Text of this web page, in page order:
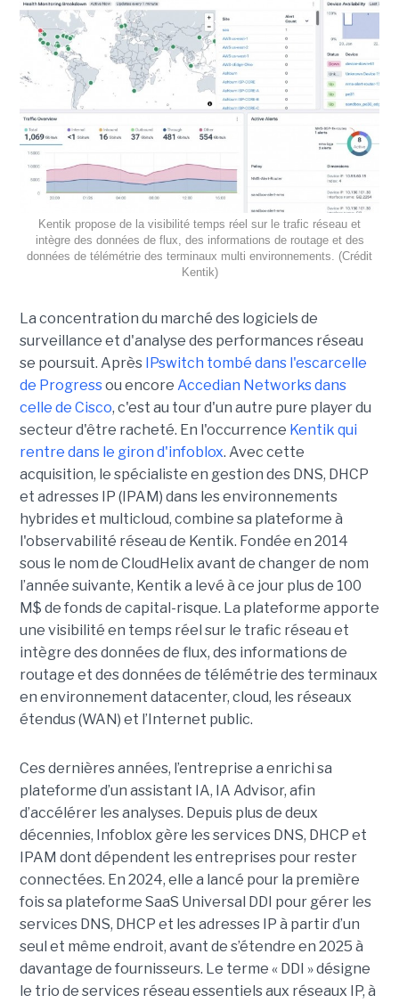
Kentik propose de la visibilité temps réel sur le trafic réseau et
intègre des données de flux, des informations de routage et des
données de télémétrie des terminaux multi environnements. (Crédit
Kentik)
La concentration du marché des logiciels de
surveillance et d'analyse des performances réseau
se poursuit. Après IPswitch tombé dans l'escarcelle
de Progressou encore Accedian Networks dans
celle de Cisco, c'est au tour d'un autre pure player du
secteur d'être racheté. En l'occurrence Kentik qui
rentre dans le giron d'infoblox. Avec cette
acquisition, le spécialiste en gestion des DNS, DHCP
et adresses IP (IPAM) dans les environnements
hybrides et multicloud, combine sa plateforme à
l'observabilité réseau de Kentik. Fondée en 2014
sous le nom de CloudHelix avant de changer de nom
l’année suivante, Kentik a levé à ce jour plus de 100
M$ de fonds de capital-risque. La plateforme apporte
une visibilité en temps réel sur le trafic réseau et
intègre des données de flux, des informations de
routage et des données de télémétrie des terminaux
en environnement datacenter, cloud, les réseaux
étendus (WAN) et l’Internet public.
Ces dernières années, l’entreprise a enrichi sa
plateforme d’un assistant IA, IA Advisor, afin
d’accélérer les analyses. Depuis plus de deux
décennies, Infoblox gère les services DNS, DHCP et
IPAM dont dépendent les entreprises pour rester
connectées. En 2024, elle a lancé pour la première
fois sa plateforme SaaS Universal DDI pour gérer les
services DNS, DHCP et les adresses IP à partir d’un
seul et même endroit, avant de s’étendre en 2025 à
davantage de fournisseurs. Le terme « DDI » désigne
le trio de services réseau essentiels aux réseaux IP, à